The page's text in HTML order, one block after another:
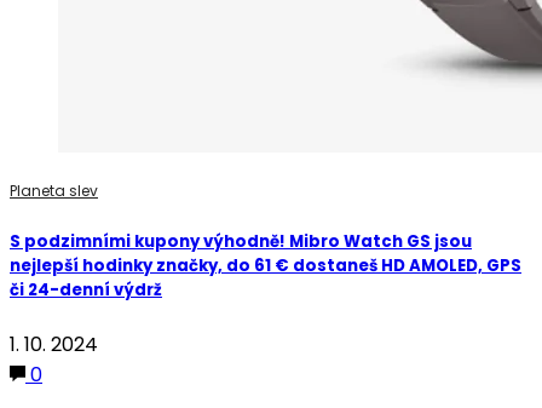
Planeta slev
S podzimními kupony výhodně! Mibro Watch GS jsou
nejlepší hodinky značky, do 61 € dostaneš HD AMOLED, GPS
či 24-denní výdrž
1. 10. 2024
0